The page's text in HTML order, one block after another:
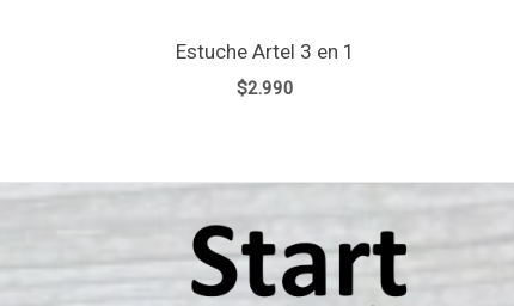
Estuche Artel 3 en 1
$2.990